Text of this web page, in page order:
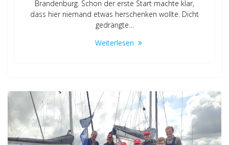
Brandenburg. Schon der erste Start machte klar,
dass hier niemand etwas herschenken wollte. Dicht
gedrängte…
Weiterlesen